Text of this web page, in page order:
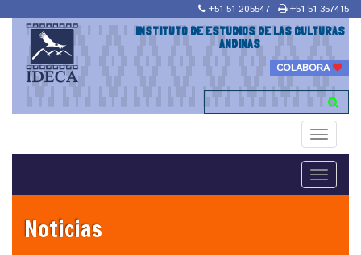
+51 51 205547 +51 51 357415
INSTITUTO DE ESTUDIOS DE LAS CULTURAS
ANDINAS
COLABORA
Toggle
Toggle
Noticias